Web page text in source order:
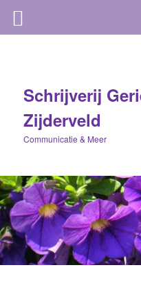
Schrijverij
Zijderveld
Communicatie & Meer